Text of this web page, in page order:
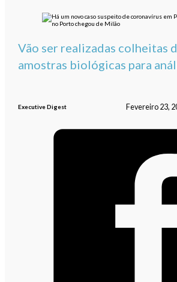
Vão ser realizadas colheitas
amostras biológicas para
Executive Digest Fevereiro 23,